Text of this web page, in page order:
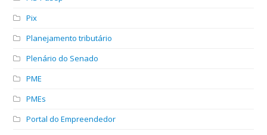
Pix
Planejamento tributário
Plenário do Senado
PME
PMEs
Portal do Empreendedor